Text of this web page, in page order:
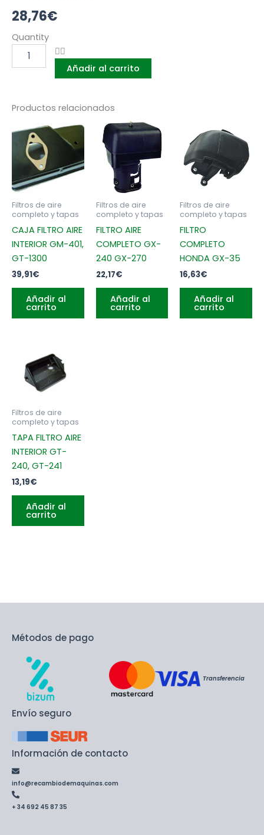
28,76€
Quantity
TAPA
FILTRO
75,
BHX-
cantidad
Añadir al carrito
Productos relacionados
Filtros de aire
completo y tapas
CAJA FILTRO AIRE
INTERIOR GM-401,
GT-1300
39,91€
Añadir al
carrito
Filtros de aire
completo y tapas
FILTRO AIRE
COMPLETO GX-
240 GX-270
22,17€
Añadir al
carrito
Filtros de aire
completo y tapas
FILTRO
COMPLETO
HONDA GX-35
16,63€
Añadir al
carrito
Filtros de aire
completo y tapas
TAPA FILTRO AIRE
INTERIOR GT-
240, GT-241
13,19€
Añadir al
carrito
Métodos de pago
Transferencia
Envío seguro
Información de contacto
info@recambiodemaquinas.com
+ 34 692 45 87 35